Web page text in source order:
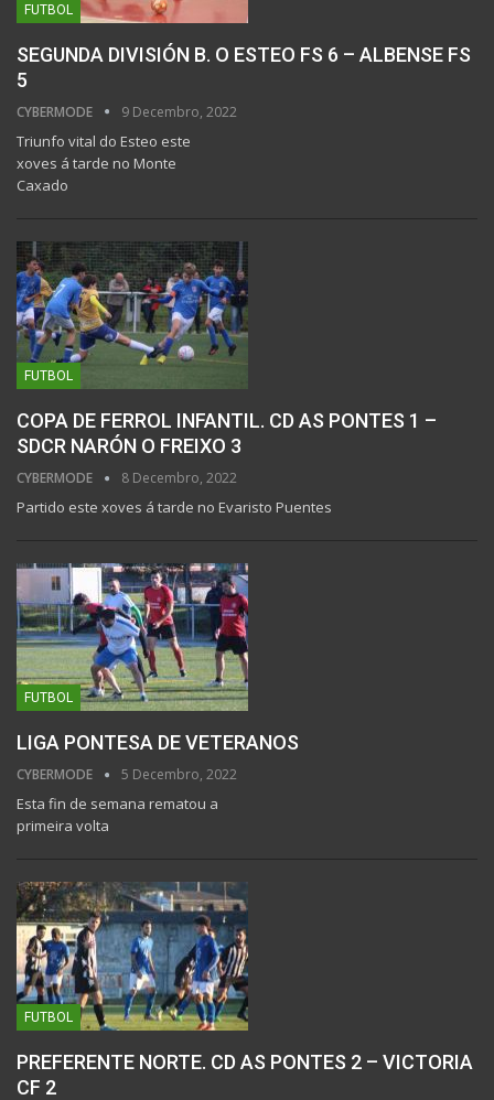
FUTBOL
SEGUNDA DIVISIÓN B. O ESTEO FS 6 – ALBENSE FS
5
CYBERMODE 9 Decembro, 2022
Triunfo vital do Esteo este
xoves á tarde no Monte
Caxado
FUTBOL
COPA DE FERROL INFANTIL. CD AS PONTES 1 –
SDCR NARÓN O FREIXO 3
CYBERMODE 8 Decembro, 2022
Partido este xoves á tarde no Evaristo Puentes
FUTBOL
LIGA PONTESA DE VETERANOS
CYBERMODE 5 Decembro, 2022
Esta fin de semana rematou a
primeira volta
FUTBOL
PREFERENTE NORTE. CD AS PONTES 2 – VICTORIA
CF 2